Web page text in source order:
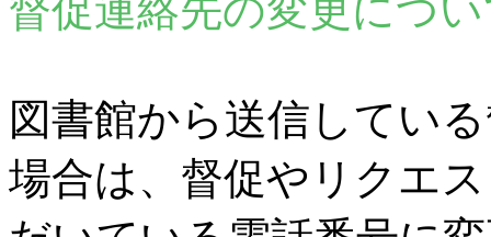
督促連絡先の変更につ
図書館から送信してい
場合は、督促やリクエ